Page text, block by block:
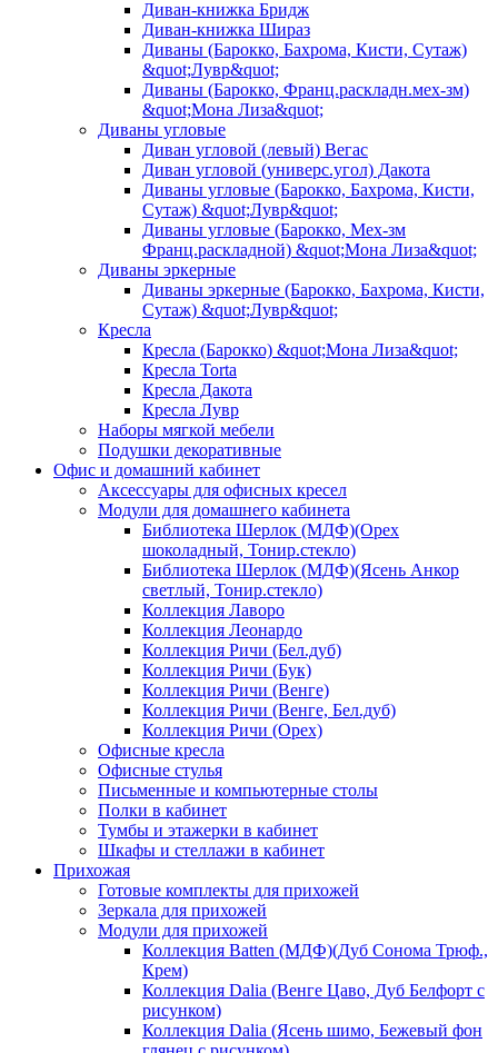
Диван-книжка Бридж
Диван-книжка Шираз
Диваны (Барокко, Бахрома, Кисти, Сутаж)
&quot;Лувр&quot;
Диваны (Барокко, Франц.раскладн.мех-зм)
&quot;Мона Лиза&quot;
Диваны угловые
Диван угловой (левый) Вегас
Диван угловой (универс.угол) Дакота
Диваны угловые (Барокко, Бахрома, Кисти,
Сутаж) &quot;Лувр&quot;
Диваны угловые (Барокко, Мех-зм
Франц.раскладной) &quot;Мона Лиза&quot;
Диваны эркерные
Диваны эркерные (Барокко, Бахрома, Кисти,
Сутаж) &quot;Лувр&quot;
Кресла
Кресла (Барокко) &quot;Мона Лиза&quot;
Кресла Torta
Кресла Дакота
Кресла Лувр
Наборы мягкой мебели
Подушки декоративные
Офис и домашний кабинет
Аксессуары для офисных кресел
Модули для домашнего кабинета
Библиотека Шерлок (МДФ)(Орех
шоколадный, Тонир.стекло)
Библиотека Шерлок (МДФ)(Ясень Анкор
светлый, Тонир.стекло)
Коллекция Лаворо
Коллекция Леонардо
Коллекция Ричи (Бел.дуб)
Коллекция Ричи (Бук)
Коллекция Ричи (Венге)
Коллекция Ричи (Венге, Бел.дуб)
Коллекция Ричи (Орех)
Офисные кресла
Офисные стулья
Письменные и компьютерные столы
Полки в кабинет
Тумбы и этажерки в кабинет
Шкафы и стеллажи в кабинет
Прихожая
Готовые комплекты для прихожей
Зеркала для прихожей
Модули для прихожей
Коллекция Batten (МДФ)(Дуб Сонома Трюф.,
Крем)
Коллекция Dalia (Венге Цаво, Дуб Белфорт с
рисунком)
Коллекция Dalia (Ясень шимо, Бежевый фон